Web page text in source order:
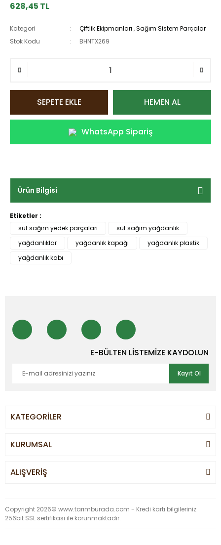
628,45 TL
Kategori Çiftlik Ekipmanları ,Sağım Sistem Parçalar
Stok Kodu
BHNTX269
SEPETE EKLE HEMEN AL
WhatsApp Sipariş
Ürün Bilgisi
Etiketler :
süt sağım yedek parçaları
süt sağım yağdanlık
yağdanlıklar
yağdanlık kapağı
yağdanlık plastik
yağdanlık kabı
E-BÜLTEN LİSTEMİZE KAYDOLUN
Kayıt Ol
KATEGORİLER
KURUMSAL
ALIŞVERİŞ
Copyright 2026© www.tarımburada.com - Kredi kartı bilgileriniz
256bit SSL sertifikası ile korunmaktadır.